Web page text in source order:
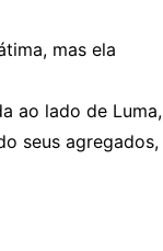
mas ela
ao lado de Luma,
seus agregados,